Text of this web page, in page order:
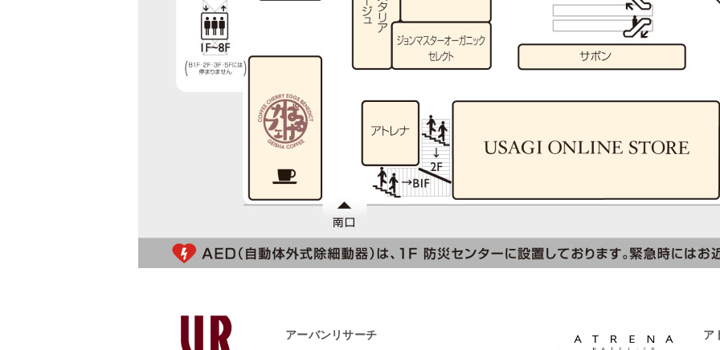
アーバンリサーチ ア